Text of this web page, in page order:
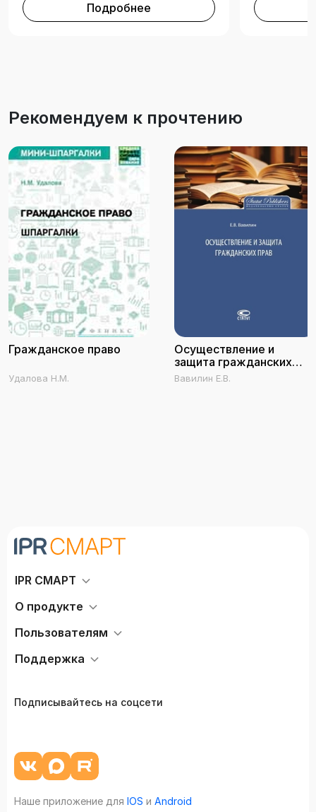
Подробнее
Рекомендуем к прочтению
Гражданское право
Удалова Н.М.
Осуществление и
защита гражданских
прав
Вавилин Е.В.
IPR СМАРТ
О продукте
Пользователям
Поддержка
Подписывайтесь на соцсети
Наше приложение для IOS и Android